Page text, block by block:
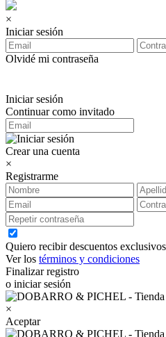
×
Iniciar sesión
Olvidé mi contraseña
Iniciar sesión
Continuar como invitado
Crear una cuenta
×
Registrarme
Quiero recibir descuentos
Ver los términos y condiciones
Finalizar registro
o iniciar sesión
×
Aceptar